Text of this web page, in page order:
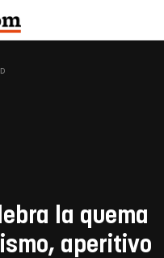
la quema
aperitivo